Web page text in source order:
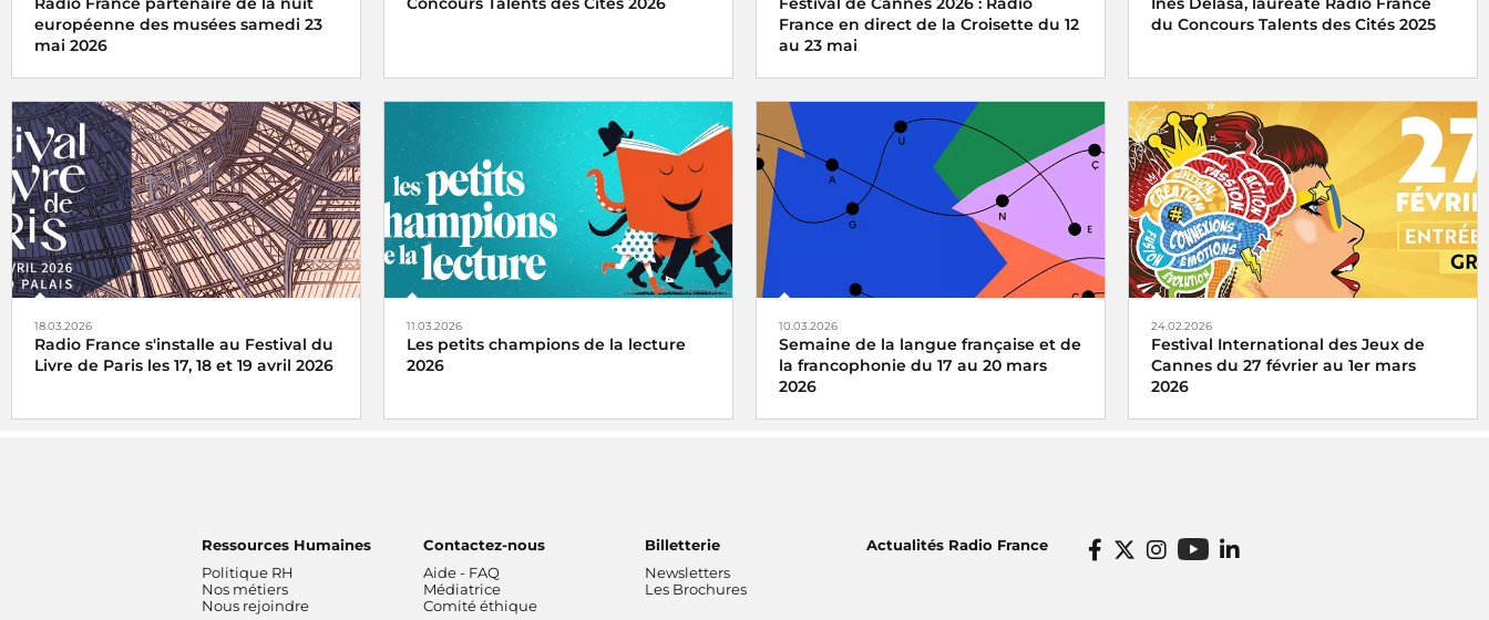
européenne des musées samedi 23
mai 2026
Rendez-vous culturel incontournable
depuis 2005, la Nuit européenne des
musées invite chaque année le public à
découvrir les musées autrement, à travers
une programmation originale mêlant
visites, parcours, performances et
expériences inédites.
Radio France partenaire du concours
Talents des Cités 2026
France en direct de la Croisette du 12
au 23 mai
Radio France, partenaire historique du
Festival de Cannes
du Concours Talents des Cités 2025
Inès Delasa remporte le prix Radio
France du concours Talents des Cités
pour la Boîte à Outinès, son entreprise
qu'elle a fondée à Rennes
18.03.2026
Radio France s'installe au Festival du
Livre de Paris les 17, 18 et 19 avril 2026
11.03.2026
Les petits champions de la lecture
2026
10.03.2026
Semaine de la langue française et de
la francophonie du 17 au 20 mars
2026
française et de la francophonie célèbre le
24.02.2026
Festival International des Jeux de
Cannes du 27 février au 1er mars
2026
Ressources Humaines
Politique RH
Nos métiers
Nous rejoindre
Contactez-nous
Aide - FAQ
Médiatrice
Comité éthique
Billetterie
Newsletters
Les Brochures
Actualités Radio France